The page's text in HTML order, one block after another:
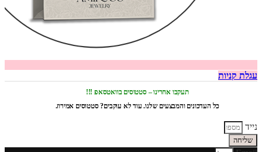
עגלת קניות
תעקבו אחרינו – סטטוסים בוואטסאפ !!!
כל העדכונים והמבצעים שלנו. עוד לא עוקבים? סטטוסים אמירוז.
נייד
שליחה